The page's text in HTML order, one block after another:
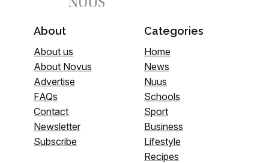
About
About us
About Novus
Advertise
FAQs
Contact
Newsletter
Subscribe
Categories
Home
News
Nuus
Schools
Sport
Business
Lifestyle
Recipes